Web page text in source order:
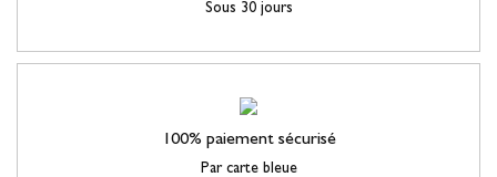
Sous 30 jours
100% paiement sécurisé
Par carte bleue